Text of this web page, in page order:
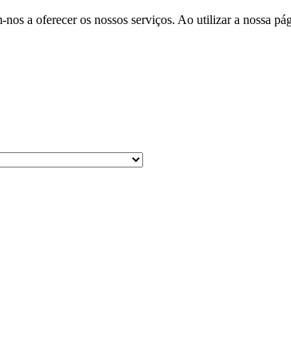
a oferecer os nossos serviços. Ao utilizar a nossa